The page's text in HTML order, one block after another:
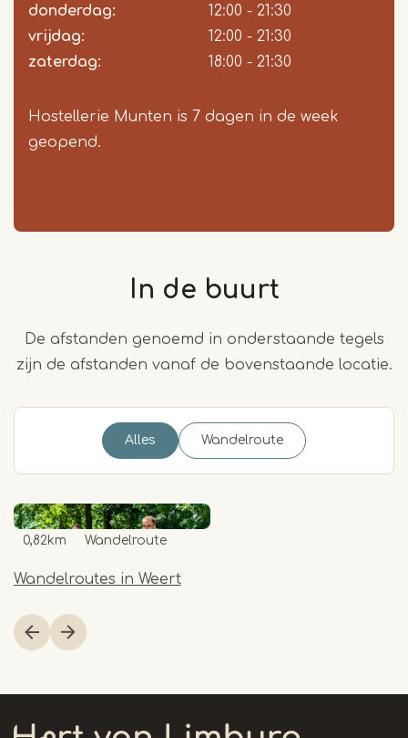
donderdag:
12:00 - 21:30
vrijdag:
12:00 - 21:30
zaterdag:
18:00 - 21:30
Hostellerie Munten is 7 dagen in de week
geopend.
In de buurt
De afstanden genoemd in onderstaande tegels
zijn de afstanden vanaf de bovenstaande locatie.
Alles Wandelroute
Wandelroutes in Weert
0,82km Wandelroute
1
of